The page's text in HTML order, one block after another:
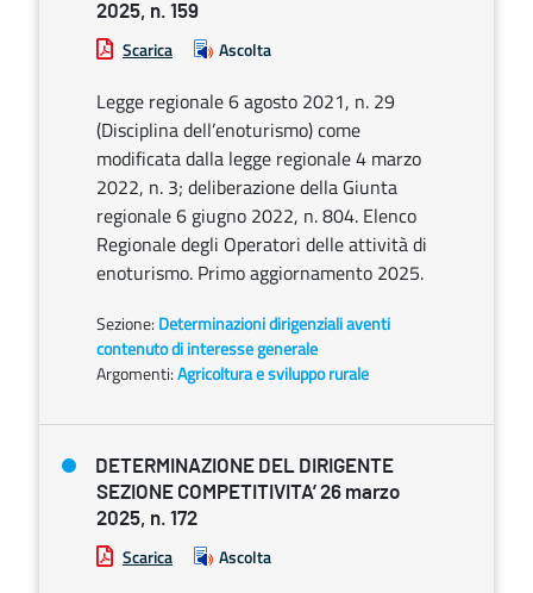
2025, n. 159
Scarica Ascolta
Legge regionale 6 agosto 2021, n. 29
(Disciplina dell’enoturismo) come
modificata dalla legge regionale 4 marzo
2022, n. 3; deliberazione della Giunta
regionale 6 giugno 2022, n. 804. Elenco
Regionale degli Operatori delle attività di
enoturismo. Primo aggiornamento 2025.
Sezione: Determinazioni dirigenziali aventi
contenuto di interesse generale
Argomenti:Agricoltura e sviluppo rurale
DETERMINAZIONE DEL DIRIGENTE
SEZIONE COMPETITIVITA’ 26 marzo
2025, n. 172
Scarica Ascolta